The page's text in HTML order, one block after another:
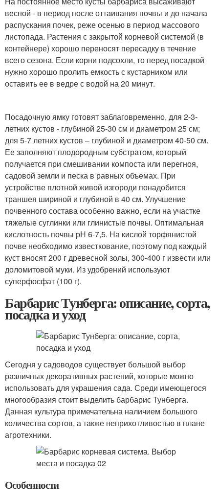
весной - в период после оттаивания почвы и до начала
распускания почек, реже осенью в период массового
листопада. Растения с закрытой корневой системой (в
контейнере) хорошо переносят пересадку в течение
всего сезона. Если корни подсохли, то перед посадкой
нужно хорошо пролить емкость с кустарником или
оставить ее в ведре с водой на 20 минут.
Посадочную ямку готовят заблаговременно, для 2-3-
летних кустов - глубиной 25-30 см и диаметром 25 см;
для 5-7 летних кустов – глубиной и диаметром 40-50 см.
Ее заполняют плодородным субстратом, который
получается при смешивании компоста или перегноя,
садовой земли и песка в равных объемах. При
устройстве плотной живой изгороди понадобится
траншея шириной и глубиной в 40 см. Улучшение
почвенного состава особенно важно, если на участке
тяжелые суглинки или глинистые почвы. Оптимальная
кислотность почвы рН 6-7,5. На кислой торфянистой
почве необходимо известкование, поэтому под каждый
куст вносят 200 г дре­весной золы, 300-400 г извести или
доломитовой муки. Из удобрений используют
суперфосфат (100 г).
Барбарис Тунберга: описание, сорта,
посадка и уход
Сегодня у садоводов существует большой выбор
различных декоративных растений, которые можно
использовать для украшения сада. Среди имеющегося
многообразия стоит выделить барбарис Тунберга.
Данная культура примечательна наличием большого
количества сортов, а также неприхотливостью в плане
агротехники.
Особенности